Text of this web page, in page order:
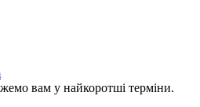
вам у найкоротші терміни.